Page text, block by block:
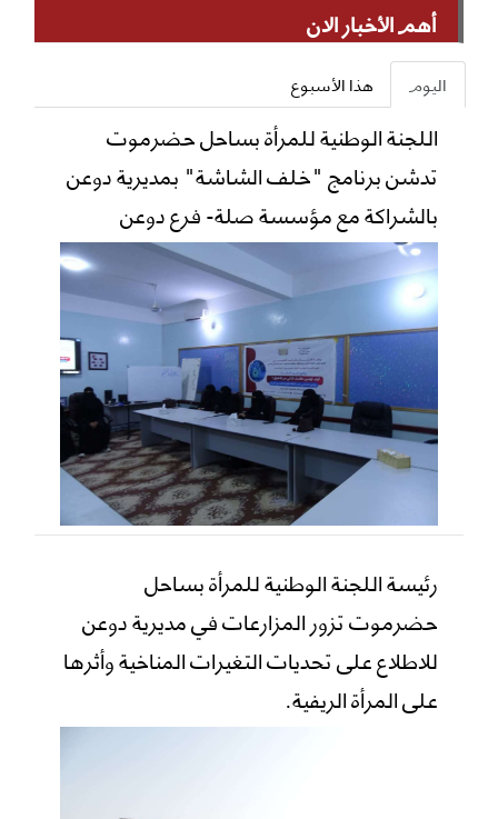
أهم الأخبار الان
اليوم هذا الأسبوع
اللجنة الوطنية للمرأة بساحل حضرموت
تدشن برنامج "خلف الشاشة" بمديرية دوعن
بالشراكة مع مؤسسة صلة- فرع دوعن
رئيسة اللجنة الوطنية للمرأة بساحل
حضرموت تزور المزارعات في مديرية دوعن
للاطلاع على تحديات التغيرات المناخية وأثرها
على المرأة الريفية.